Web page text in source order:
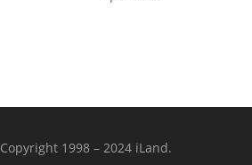
Copyright 1998 – 2024 iLand.